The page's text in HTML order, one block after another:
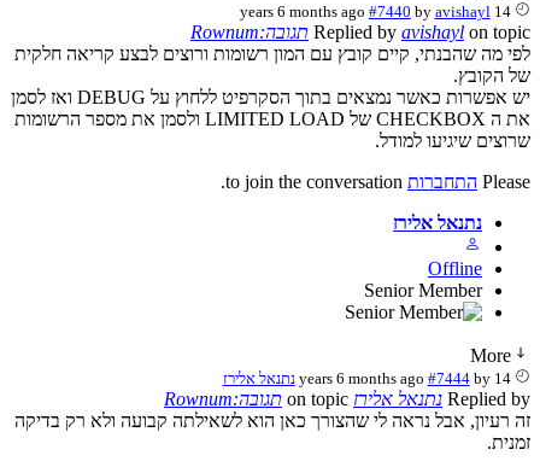
14 years 6 months ago
#7440 by avishayl
Replied by avishayl on topic
תגובה:Rownum
לפי מה שהבנתי, קיים קובץ עם המון רשומות ורוצים לבצע קריאה חלקית
של הקובץ.
יש אפשרות כאשר נמצאים בתוך הסקרפיט ללחוץ על DEBUG ואז לסמן
את ה CHECKBOX של LIMITED LOAD ולסמן את מספר הרשומות
שרוצים שיגיעו למודל.
Please התחברות
נתנאל אלירז
Offline
Senior Member
More
14 years 6 months ago
#7444 by נתנאל אלירז
Replied by נתנאל אלירז
תגובה:Rownum
זה רעיון, אבל נראה לי שהצורך כאן הוא לשאילתה קבועה ולא רק בדיקה
זמנית.